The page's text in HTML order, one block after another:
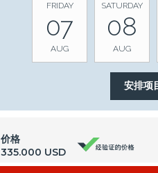
FRIDAY
07
AUG
SATURDAY
08
AUG
价格
335.000 USD